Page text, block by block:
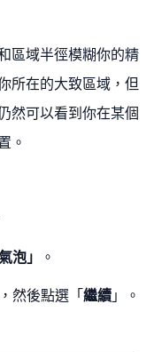
區域半徑模糊你的精
所在的大致區域，但
然可以看到你在某個
。
泡」
。
，然後點選「繼續」。